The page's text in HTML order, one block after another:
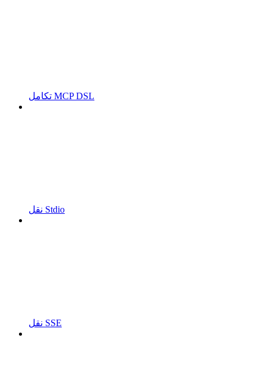
تكامل MCP DSL
نقل Stdio
نقل SSE